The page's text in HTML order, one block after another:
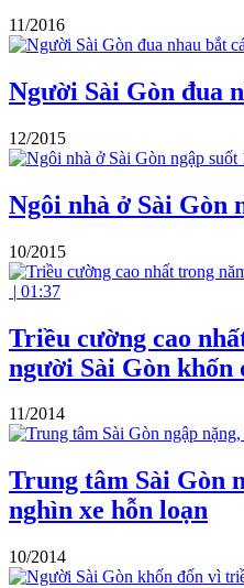
11/2016
Người Sài Gòn đua
12/2015
Ngôi nhà ở Sài Gòn
10/2015
| 01:37
Triều cường cao
người Sài Gòn khốn
11/2014
Trung tâm Sài Gòn
nghìn xe hỗn loạn
10/2014